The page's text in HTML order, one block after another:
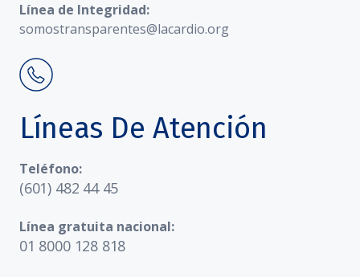
Línea de Integridad:
somostransparentes@lacardio.org
Líneas De Atención
Teléfono:
(601) 482 44 45
Línea gratuita nacional:
01 8000 128 818